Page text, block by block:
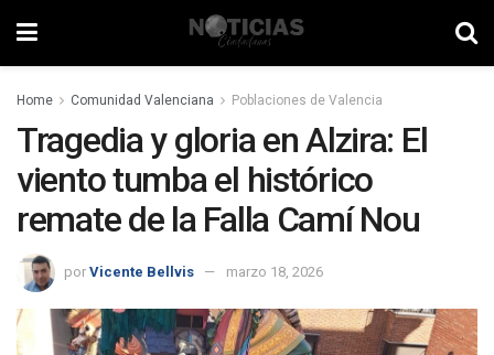
Home Comunidad Valenciana Poblaciones de Valencia
Tragedia y gloria en Alzira: El
viento tumba el histórico
remate de la Falla Camí Nou
por Vicente Bellvis marzo 18, 2026